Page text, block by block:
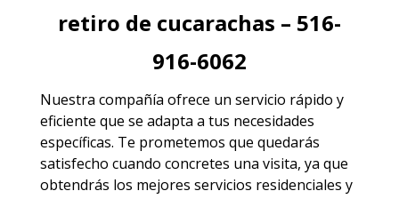
retiro de cucarachas – 516-
916-6062
Nuestra compañía ofrece un servicio rápido y
eficiente que se adapta a tus necesidades
específicas. Te prometemos que quedarás
satisfecho cuando concretes una visita, ya que
obtendrás los mejores servicios residenciales y